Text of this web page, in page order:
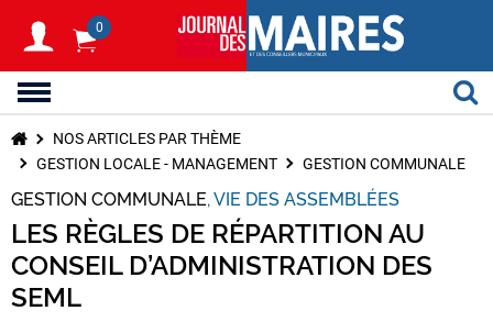
0
NOS ARTICLES PAR THÈME
GESTION LOCALE - MANAGEMENT
GESTION COMMUNALE
GESTION COMMUNALE VIE DES ASSEMBLÉES
LES RÈGLES DE RÉPARTITION AU
CONSEIL D’ADMINISTRATION DES
SEML